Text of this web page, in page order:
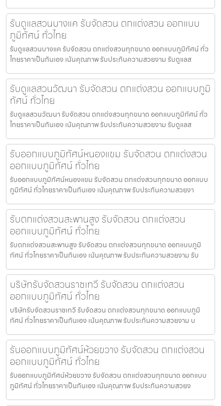
รับดูแลสวนบางแค รับจัดสวน ตกแต่งสวน ออกแบบ
ภูมิทัศน์ ทั่วไทย
รับดูแลสวนบางแค รับจัดสวน ตกแต่งสวนทุกขนาด ออกแบบภูมิทัศน์ ทั่ว
ไทยราคาเป็นกันเอง เน้นคุณภาพ รับประกันความสวยงาม รับดูแลส
รับดูแลสวนวัฒนา รับจัดสวน ตกแต่งสวน ออกแบบภูมิ
ทัศน์ ทั่วไทย
รับดูแลสวนวัฒนา รับจัดสวน ตกแต่งสวนทุกขนาด ออกแบบภูมิทัศน์ ทั่ว
ไทยราคาเป็นกันเอง เน้นคุณภาพ รับประกันความสวยงาม รับดูแลส
รับออกแบบภูมิทัศน์หนองแขม รับจัดสวน ตกแต่งสวน
ออกแบบภูมิทัศน์ ทั่วไทย
รับออกแบบภูมิทัศน์หนองแขม รับจัดสวน ตกแต่งสวนทุกขนาด ออกแบบ
ภูมิทัศน์ ทั่วไทยราคาเป็นกันเอง เน้นคุณภาพ รับประกันความสวยงา
รับตกแต่งสวนสะพานสูง รับจัดสวน ตกแต่งสวน
ออกแบบภูมิทัศน์ ทั่วไทย
รับตกแต่งสวนสะพานสูง รับจัดสวน ตกแต่งสวนทุกขนาด ออกแบบภูมิ
ทัศน์ ทั่วไทยราคาเป็นกันเอง เน้นคุณภาพ รับประกันความสวยงาม รับ
บริษัทรับจัดสวนราชเทวี รับจัดสวน ตกแต่งสวน
ออกแบบภูมิทัศน์ ทั่วไทย
บริษัทรับจัดสวนราชเทวี รับจัดสวน ตกแต่งสวนทุกขนาด ออกแบบภูมิ
ทัศน์ ทั่วไทยราคาเป็นกันเอง เน้นคุณภาพ รับประกันความสวยงาม บ
รับออกแบบภูมิทัศน์ห้วยขวาง รับจัดสวน ตกแต่งสวน
ออกแบบภูมิทัศน์ ทั่วไทย
รับออกแบบภูมิทัศน์ห้วยขวาง รับจัดสวน ตกแต่งสวนทุกขนาด ออกแบบ
ภูมิทัศน์ ทั่วไทยราคาเป็นกันเอง เน้นคุณภาพ รับประกันความสวยง